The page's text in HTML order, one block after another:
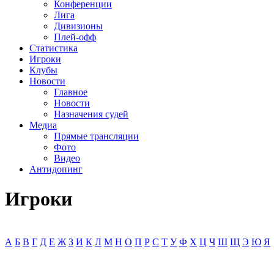
Конференции
Лига
Дивизионы
Плей-офф
Статистика
Игроки
Клубы
Новости
Главное
Новости
Назначения судей
Медиа
Прямые трансляции
Фото
Видео
Антидопинг
Игроки
А Б В Г Д Е Ж З И К Л М Н О П Р С Т У Ф Х Ц Ч Ш Щ Э Ю Я